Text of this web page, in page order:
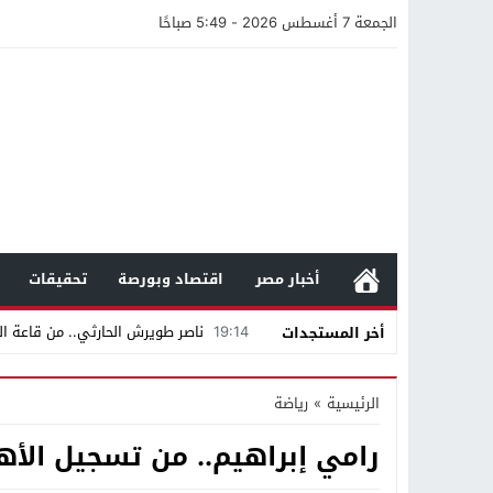
الجمعة 7 أغسطس 2026 - 5:49 صباحًا
أخبار مصر اقتصاد وبورصة تحقيقات
أخر المستجدات
19:14 ناصر طويرش الحارثي.. من قاعة
21:40 مواطن كويتي يقع ضحية عملية
18:16وليد منصور يتفاوض مع نجمة
الرئيسية » رياضة
رامي إبراهيم.. من تسجيل